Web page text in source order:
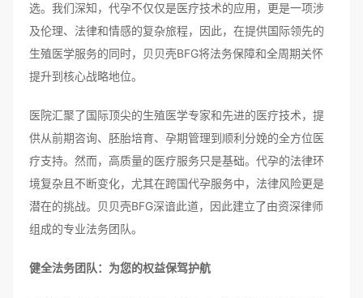
选。我们深知，代孕不仅仅是医疗技术的应用，更是一项涉
及伦理、法律和情感的复杂旅程，因此，在提供国际领先的
生殖医学服务的同时，贝贝壳BFG将法务保障和全周期关怀
提升到核心战略地位。
医院汇聚了国际顶尖的生殖医学专家和先进的医疗技术，提
供从前期咨询、胚胎培育、孕期管理到顺利分娩的全方位医
疗支持。然而，高质量的医疗服务只是基础。代孕的法律环
境复杂且不断变化，尤其在跨国代孕服务中，法律风险更是
潜在的挑战。贝贝壳BFG深谙此道，因此建立了由资深律师
组成的专业法务团队。
健全法务团队：为您的权益保驾护航